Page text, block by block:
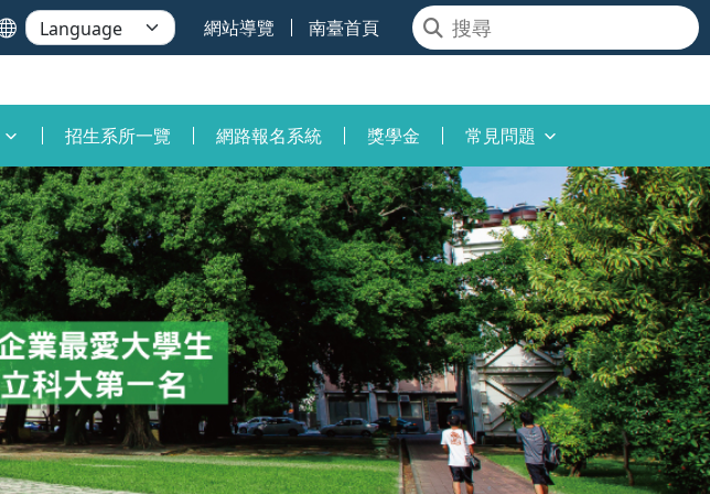
網站導覽 南臺首頁
招生系所一覽 網路報名系統 獎學金 常見問題